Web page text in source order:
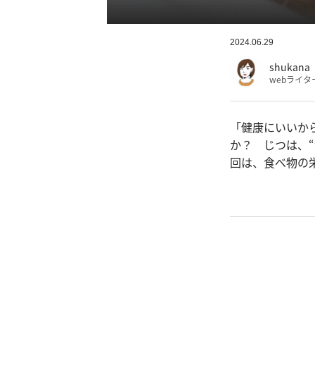
2024.06.29
shukana
webライタ
「健康にいい
か？ じつは、“
回は、食べ物の